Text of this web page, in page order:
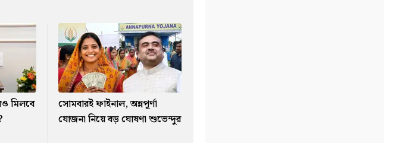
মিলবে
সোমবারই ফাইনাল, অন্নপূর্ণা
যোজনা নিয়ে বড় ঘোষণা শুভেন্দুর